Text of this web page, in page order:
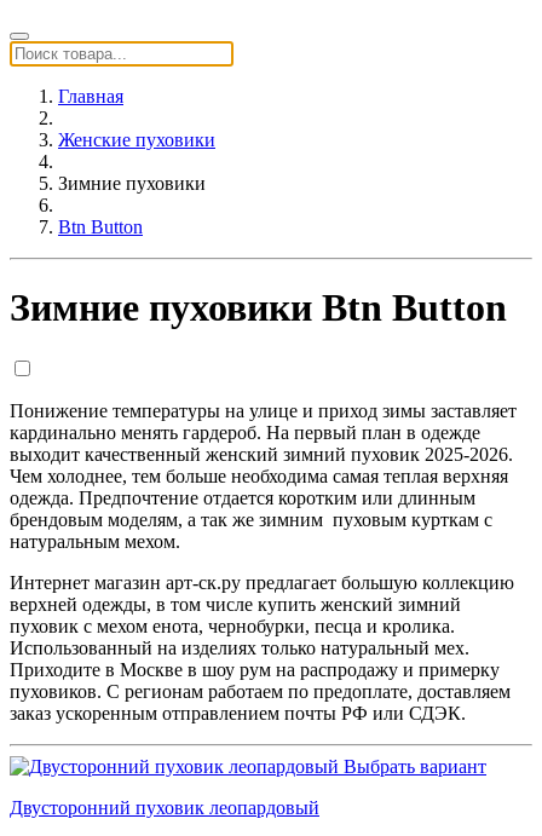
Главная
Женские пуховики
Зимние пуховики
Btn Button
Зимние пуховики Btn Button
Понижение температуры на улице и приход зимы заставляет
кардинально менять гардероб. На первый план в одежде
выходит качественный женский зимний пуховик 2025-2026.
Чем холоднее, тем больше необходима самая теплая верхняя
одежда. Предпочтение отдается коротким или длинным
брендовым моделям, а так же зимним пуховым курткам с
натуральным мехом.
Интернет магазин арт-ск.ру предлагает большую коллекцию
верхней одежды, в том числе купить женский зимний
пуховик с мехом енота, чернобурки, песца и кролика.
Использованный на изделиях только натуральный мех.
Приходите в Москве в шоу рум на распродажу и примерку
пуховиков. С регионам работаем по предоплате, доставляем
заказ ускоренным отправлением почты РФ или СДЭК.
Выбрать вариант
Двусторонний пуховик леопардовый